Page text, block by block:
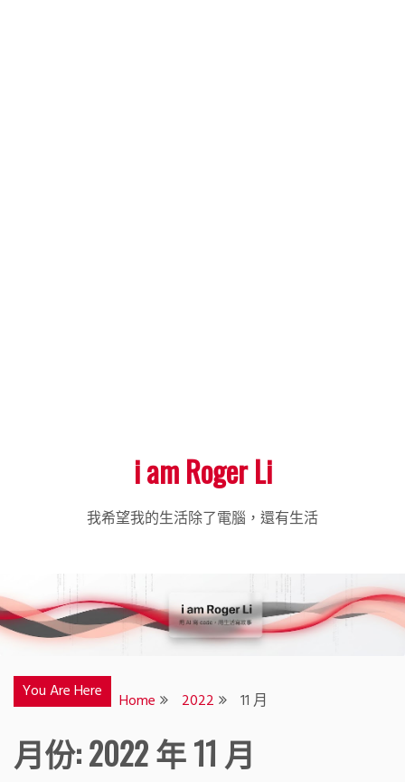
i am Roger Li
我希望我的生活除了電腦，還有生活
You Are Here Home 2022 11 月
月份:2022 年 11 月